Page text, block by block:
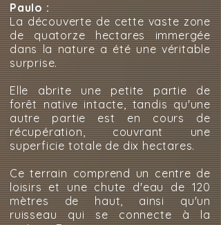
Paulo :
La découverte de cette vaste zone
de quatorze hectares immergée
dans la nature a été une véritable
surprise.
Elle abrite une petite partie de
forêt native intacte, tandis qu'une
autre partie est en cours de
récupération, couvrant une
superficie totale de dix hectares.
Ce terrain comprend un centre de
loisirs et une chute d'eau de 120
mètres de haut, ainsi qu'un
ruisseau qui se connecte à la